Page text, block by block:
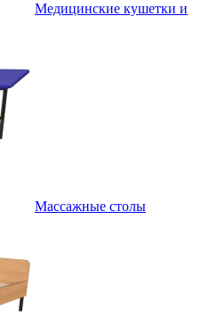
Медицинские кушетки и
Массажные столы